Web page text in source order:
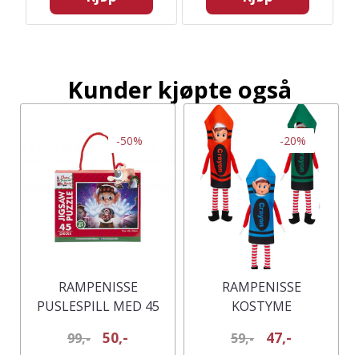
Kunder kjøpte også
-50%
RAMPENISSE
PUSLESPILL MED 45
99,- 50,-
-20%
RAMPENISSE
KOSTYME
ASSORTERTE FARGER
59,- 47,-